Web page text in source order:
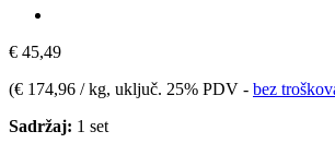
€ 45,49
(€ 174,96 / kg, uključ. 25% PDV - bez
Sadržaj: 1 set